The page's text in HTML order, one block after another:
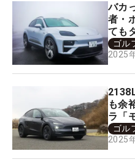
バカ
者・
ても
ゴル
2025
も余
ラ「
ゴル
2025